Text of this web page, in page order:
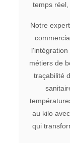
temps
Notre
métiers de
traçabilité
au kilo
qui